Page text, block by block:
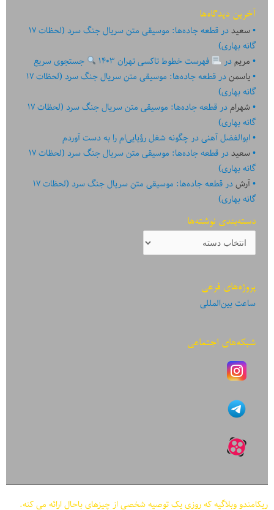
آخرین دیدگاه‌ها
سعیددر
قطعه جاده‌ها: موسیقی متن سریال جنگ سرد (لحظات ۱۷
گانه بهاری)
مریمدر فهرست خطوط تاکسی تهران ۱۴۰۳
جستجوی سریع
یاسمندر
قطعه جاده‌ها: موسیقی متن سریال جنگ سرد (لحظات ۱۷
گانه بهاری)
شهرامدر
قطعه جاده‌ها: موسیقی متن سریال جنگ سرد (لحظات ۱۷
گانه بهاری)
ابوالفضل آهنیدر چگونه شغل رؤیایی‌ام را به دست آوردم
سعیددر
قطعه جاده‌ها: موسیقی متن سریال جنگ سرد (لحظات ۱۷
گانه بهاری)
آرشدر
قطعه جاده‌ها: موسیقی متن سریال جنگ سرد (لحظات ۱۷
گانه بهاری)
دسته‌بندی نوشته‌ها
دسته‌بندی
نوشته‌ها
پروژه‌های فرعی
ساعت بین‌المللی
شبکه‌های اجتماعی
ریکامندو وبلاگیه که روزی یک توصیه شخصی از چیزهای باحال ارائه می کنه.